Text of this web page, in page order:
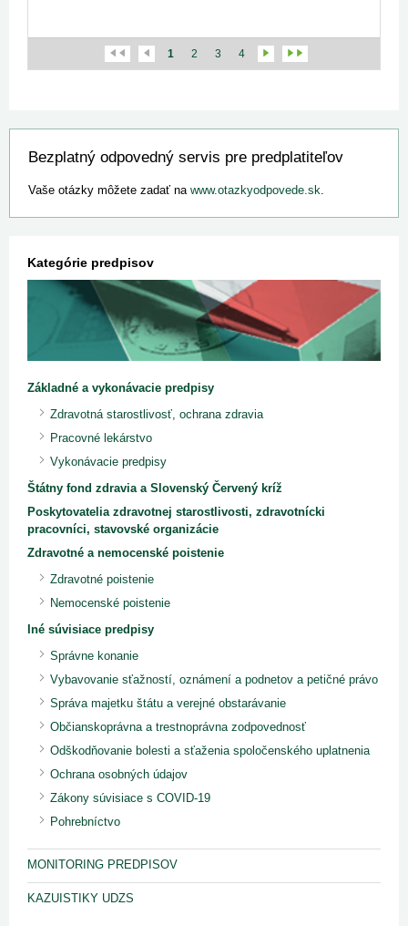
1 2 3 4
Bezplatný odpovedný servis pre predplatiteľov
Vaše otázky môžete zadať na www.otazkyodpovede.sk.
Kategórie predpisov
Základné a vykonávacie predpisy
Zdravotná starostlivosť, ochrana zdravia
Pracovné lekárstvo
Vykonávacie predpisy
Štátny fond zdravia a Slovenský Červený kríž
Poskytovatelia zdravotnej starostlivosti, zdravotnícki
pracovníci, stavovské organizácie
Zdravotné a nemocenské poistenie
Zdravotné poistenie
Nemocenské poistenie
Iné súvisiace predpisy
Správne konanie
Vybavovanie sťažností, oznámení a podnetov a petičné právo
Správa majetku štátu a verejné obstarávanie
Občianskoprávna a trestnoprávna zodpovednosť
Odškodňovanie bolesti a sťaženia spoločenského uplatnenia
Ochrana osobných údajov
Zákony súvisiace s COVID-19
Pohrebníctvo
MONITORING PREDPISOV
KAZUISTIKY UDZS